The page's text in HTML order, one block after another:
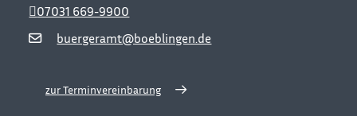
buergeramt@boeblingen.de
07031 669-9900
zur Terminvereinbarung